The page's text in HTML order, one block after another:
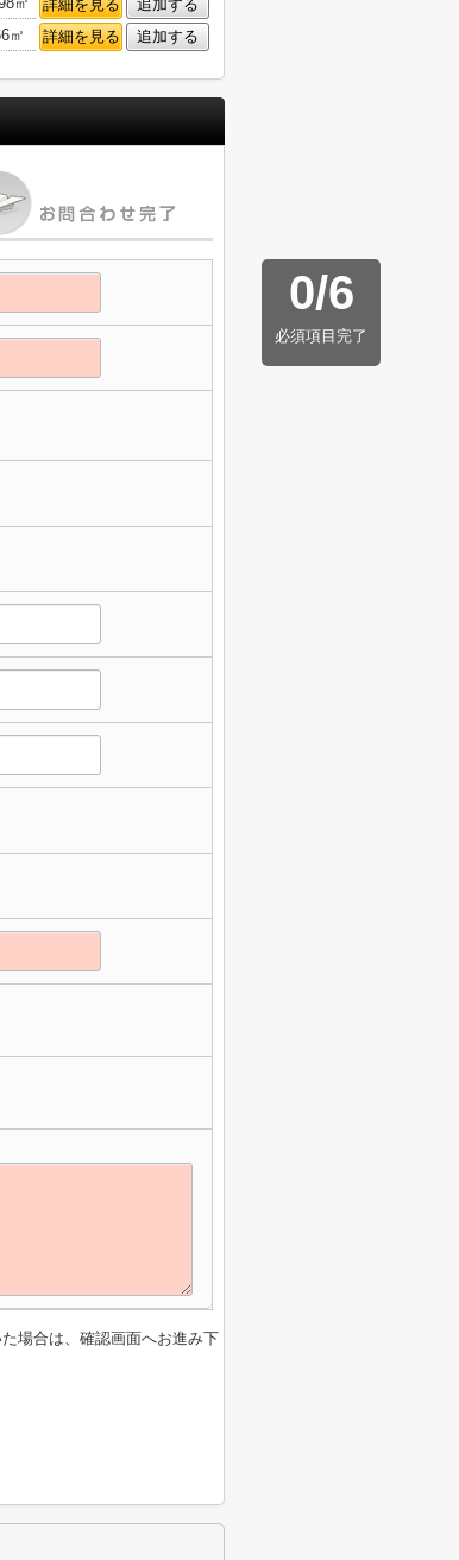
詳細を見る
追加する
㎡ 詳細を見る 追加する
0/6
必須項目完了
場合は、確認画面へお進み下